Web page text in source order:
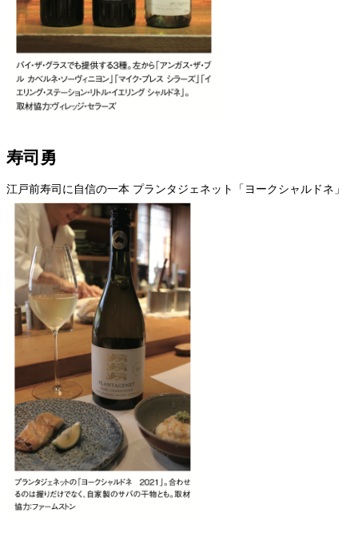
寿司勇
江戸前寿司に自信の一本 プランタジェネット「ヨークシャルドネ」